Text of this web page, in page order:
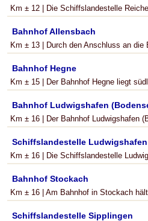
Km ± 12 | Die Schiffslandestelle
Bahnhof Allensbach
Km ± 13 | Durch den Anschluss an
Bahnhof Hegne
Km ± 15 | Der Bahnhof Hegne liegt
Bahnhof Ludwigshafen
Km ± 16 | Der Bahnhof Ludwigshafen
Schiffslandestelle Ludwigshafen
Km ± 16 | Die Schiffslandestelle
Bahnhof Stockach
Km ± 16 | Am Bahnhof in Stockach
Schiffslandestelle Sipplingen